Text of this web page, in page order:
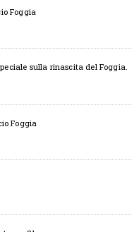
Foggia
sulla rinascita del Foggia.
Foggia